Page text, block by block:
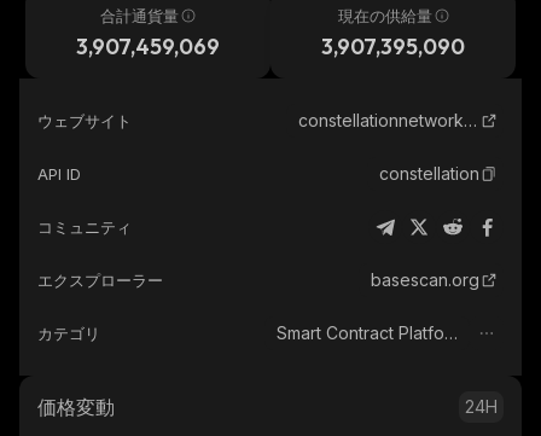
合計通貨量
3,907,459,069
現在の供給量
3,907,395,090
ウェブサイト constellationnetwork.io
API ID constellation
コミュニティ
エクスプローラー basescan.org
カテゴリ Smart Contract Platform
価格変動 24H